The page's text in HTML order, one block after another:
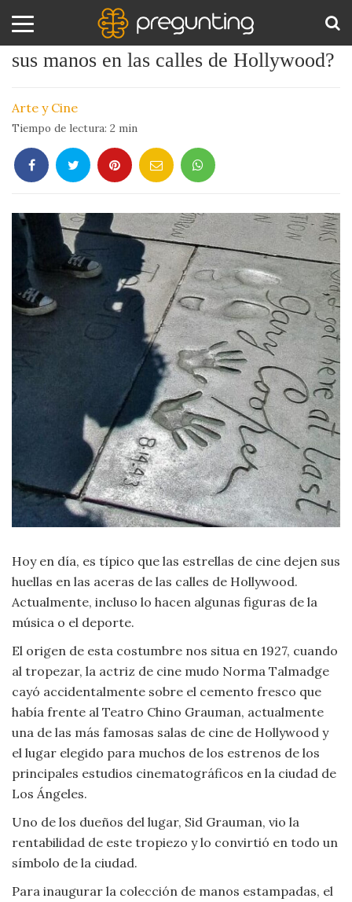
Amor
Sexo
Animales
y
Ciencia
Costumbres
Creencias
Economía
Gastronomía
Lenguaje
Leyes
Literatura
Moda
y
Tendencias
Naturaleza
Religión
¿Por qué las estrellas de cine estampan
sus manos en las calles de Hollywood?
Arte y Cine
Tiempo de lectura: 2 min
Hoy en día, es típico que las estrellas de cine dejen sus
huellas en las aceras de las calles de Hollywood.
Actualmente, incluso lo hacen algunas figuras de la
música o el deporte.
El origen de esta costumbre nos situa en 1927, cuando
al tropezar, la actriz de cine mudo Norma Talmadge
cayó accidentalmente sobre el cemento fresco que
había frente al Teatro Chino Grauman, actualmente
una de las más famosas salas de cine de Hollywood y
el lugar elegido para muchos de los estrenos de los
principales estudios cinematográficos en la ciudad de
Los Ángeles.
Uno de los dueños del lugar, Sid Grauman, vio la
rentabilidad de este tropiezo y lo convirtió en todo un
símbolo de la ciudad.
Para inaugurar la colección de manos estampadas, el